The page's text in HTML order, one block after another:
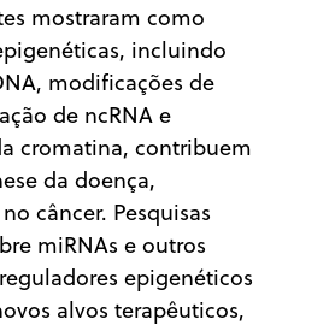
mostraram como
incluindo
modificações de
de ncRNA e
cromatina, contribuem
da doença,
câncer. Pesquisas
miRNAs e outros
epigenéticos
alvos terapêuticos,